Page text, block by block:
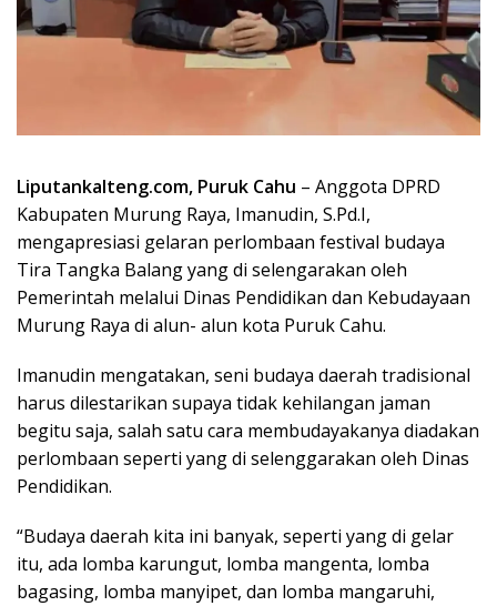
Liputankalteng.com, Puruk Cahu – Anggota DPRD
Kabupaten Murung Raya, Imanudin, S.Pd.I,
mengapresiasi gelaran perlombaan festival budaya
Tira Tangka Balang yang di selengarakan oleh
Pemerintah melalui Dinas Pendidikan dan Kebudayaan
Murung Raya di alun- alun kota Puruk Cahu.
Imanudin mengatakan, seni budaya daerah tradisional
harus dilestarikan supaya tidak kehilangan jaman
begitu saja, salah satu cara membudayakanya diadakan
perlombaan seperti yang di selenggarakan oleh Dinas
Pendidikan.
“Budaya daerah kita ini banyak, seperti yang di gelar
itu, ada lomba karungut, lomba mangenta, lomba
bagasing, lomba manyipet, dan lomba mangaruhi,